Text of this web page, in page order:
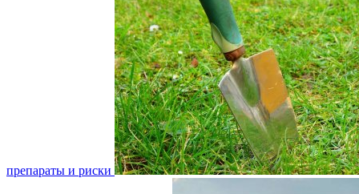
препараты и риски